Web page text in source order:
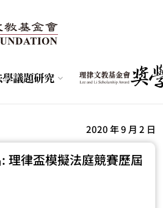
2020 年 9 月 2 日
理律盃模擬法庭競賽歷屆